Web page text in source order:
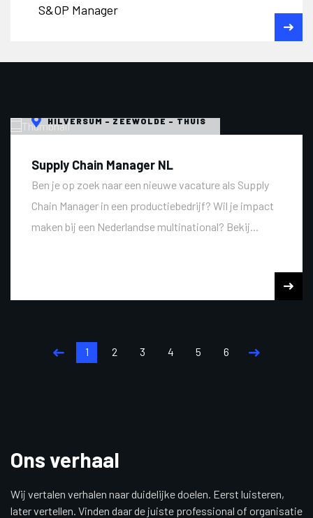
S&OP Manager
HILVERSUM - ZEEWOLDE - THUIS
Supply Chain Manager NL
Ben je op zoek naar een nieuwe vacature als Supply
Chain Manager in een productiebedrijf? Wil je impact
maken bij een Nederlandse multinational? Bekij...
1 2 3 4 5 6
Ons verhaal
Wij vertalen verhalen naar duidelijke doelen. Eerst luisteren,
later vertellen. Vinden daar de juiste professional of organisatie